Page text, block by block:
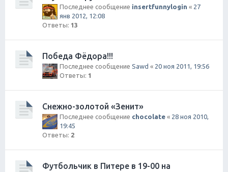
Последнее сообщение insertfunnylogin « 27
янв 2012, 12:08
Ответы: 13
Победа Фёдора!!!
Последнее сообщение Sawd « 20 ноя 2011, 19:56
Ответы: 1
Снежно-золотой «Зенит»
Последнее сообщение chocolate « 28 ноя 2010,
19:45
Ответы: 2
Футбольчик в Питере в 19-00 на